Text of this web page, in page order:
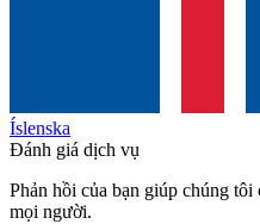
Íslenska
Đánh giá dịch vụ
Phản hồi của bạn giúp chúng
mọi người.